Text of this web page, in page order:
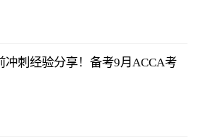
冲刺经验分享！备考9月ACCA考